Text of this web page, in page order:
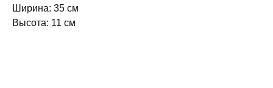
Ширина: 35 см
Высота: 11 см